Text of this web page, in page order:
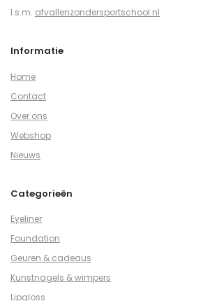
I.s.m. afvallenzondersportschool.nl
Informatie
Home
Contact
Over ons
Webshop
Nieuws
Categorieën
Eyeliner
Foundation
Geuren & cadeaus
Kunstnagels & wimpers
Lipgloss